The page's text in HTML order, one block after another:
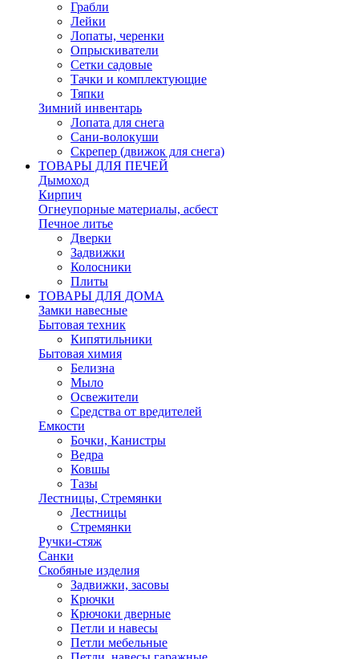
Грабли
Лейки
Лопаты, черенки
Опрыскиватели
Сетки садовые
Тачки и комплектующие
Тяпки
Зимний инвентарь
Лопата для снега
Сани-волокуши
Скрепер (движок для снега)
ТОВАРЫ ДЛЯ ПЕЧЕЙ
Дымоход
Кирпич
Огнеупорные материалы, асбест
Печное литье
Дверки
Задвижки
Колосники
Плиты
ТОВАРЫ ДЛЯ ДОМА
Замки навесные
Бытовая техник
Кипятильники
Бытовая химия
Белизна
Мыло
Освежители
Средства от вредителей
Емкости
Бочки, Канистры
Ведра
Ковшы
Тазы
Лестницы, Стремянки
Лестницы
Стремянки
Ручки-стяж
Санки
Скобяные изделия
Задвижки, засовы
Крючки
Крючоки дверные
Петли и навесы
Петли мебельные